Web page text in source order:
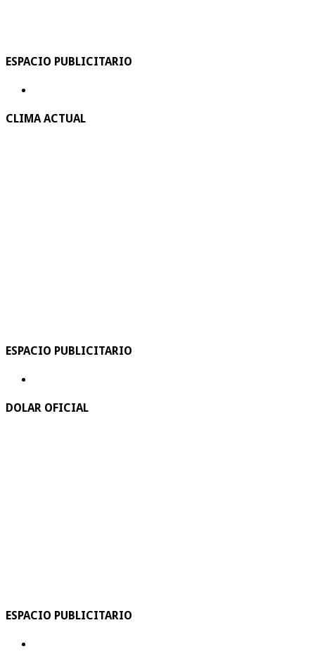
ESPACIO PUBLICITARIO
CLIMA ACTUAL
ESPACIO PUBLICITARIO
DOLAR OFICIAL
ESPACIO PUBLICITARIO